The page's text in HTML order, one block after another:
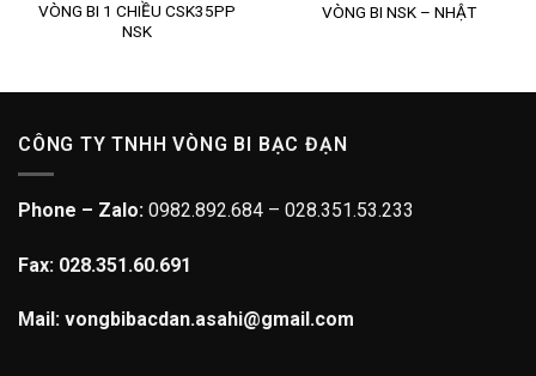
VÒNG BI 1 CHIỀU CSK35PP
NSK
VÒNG BI NSK – NHẬT
CÔNG TY TNHH VÒNG BI BẠC ĐẠN
Phone – Zalo: 0982.892.684 – 028.351.53.233
Fax: 028.351.60.691
Mail: vongbibacdan.asahi@gmail.com